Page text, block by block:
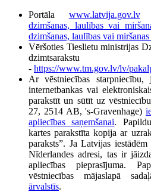
Portāla www.latvija.gov.lv
dzimšanas, laulības vai
dzimšanas, laulības vai
Vēršoties Tieslietu ministrijas
- https://www.tm.gov.lv/lv/
Ar vēstniecības
internetbankas vai
parakstīt un sūtīt uz
27, 2514 AB, 's-Gravenhage)
apliecības saņemšanai.
kartes parakstīta kopija ar
paraksts”. Ja Latvijas
Nīderlandes adresi, tas ir
apliecības pieprasījuma.
vēstniecības mājaslapā
ārvalstīs.